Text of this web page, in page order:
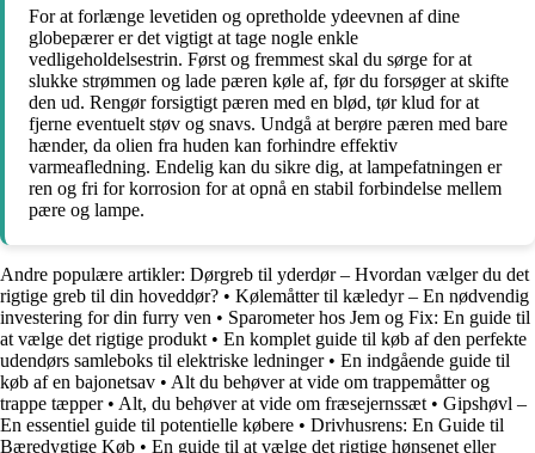
For at forlænge levetiden og opretholde ydeevnen af dine
globepærer er det vigtigt at tage nogle enkle
vedligeholdelsestrin. Først og fremmest skal du sørge for at
slukke strømmen og lade pæren køle af, før du forsøger at skifte
den ud. Rengør forsigtigt pæren med en blød, tør klud for at
fjerne eventuelt støv og snavs. Undgå at berøre pæren med bare
hænder, da olien fra huden kan forhindre effektiv
varmeafledning. Endelig kan du sikre dig, at lampefatningen er
ren og fri for korrosion for at opnå en stabil forbindelse mellem
pære og lampe.
Andre populære artikler: Dørgreb til yderdør – Hvordan vælger du det
rigtige greb til din hoveddør? • Kølemåtter til kæledyr – En nødvendig
investering for din furry ven • Sparometer hos Jem og Fix: En guide til
at vælge det rigtige produkt • En komplet guide til køb af den perfekte
udendørs samleboks til elektriske ledninger• En indgående guide til
køb af en bajonetsav • Alt du behøver at vide om trappemåtter og
trappe tæpper• Alt, du behøver at vide om fræsejernssæt • Gipshøvl –
En essentiel guide til potentielle købere • Drivhusrens: En Guide til
Bæredygtige Køb • En guide til at vælge det rigtige hønsenet eller